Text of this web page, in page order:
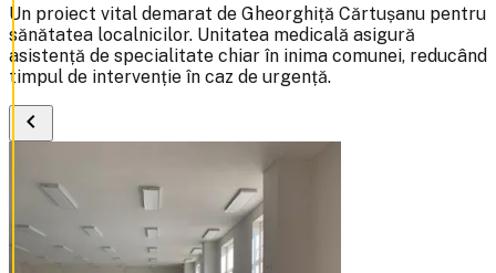
Un proiect vital demarat de Gheorghiță Cărtușanu pentru
sănătatea localnicilor. Unitatea medicală asigură
asistență de specialitate chiar în inima comunei, reducând
timpul de intervenție în caz de urgență.
chevron_left